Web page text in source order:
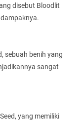
disebut Bloodlit
sebuah benih yang
sangat
yang memiliki